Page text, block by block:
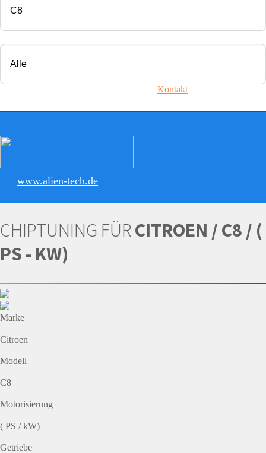
Kontakt
www.alien-tech.de
CHIPTUNING FÜRCITROEN / C8 / (
PS - KW)
Marke
Citroen
Modell
C8
Motorisierung
( PS / kW)
Getriebe